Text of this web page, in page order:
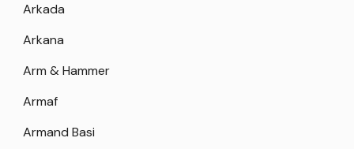
Arkada
Arkana
Arm & Hammer
Armaf
Armand Basi